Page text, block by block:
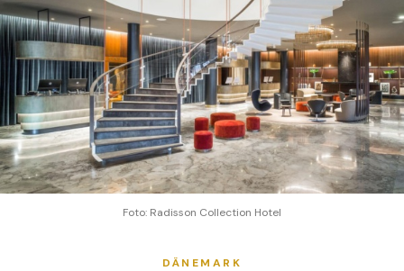
Foto: Radisson Collection Hotel
DÄNEMARK